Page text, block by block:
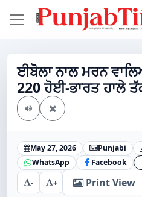
ਈਬੋਲਾ ਨਾਲ ਮਰਨ
220 ਹੋਈ-ਭਾਰਤ ਹਾਲੇ
May 27, 2026 Punjabi
WhatsApp
Facebook
- + Print View